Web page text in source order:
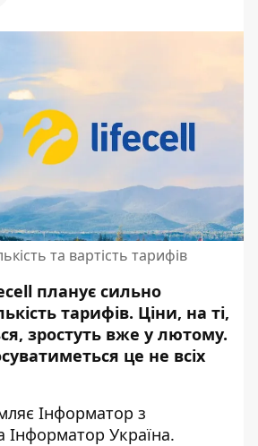
та вартість тарифів
планує сильно
тарифів. Ціни, на ті,
зростуть вже у лютому.
це не всіх
Інформатор з
Інформатор Україна.